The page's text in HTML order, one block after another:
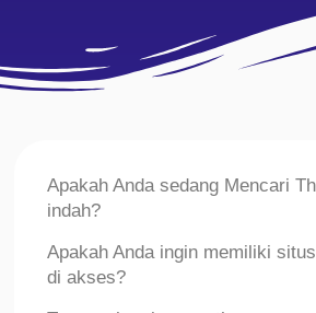
Apakah Anda sedang Mencari
indah?
Apakah Anda ingin memiliki
di akses?